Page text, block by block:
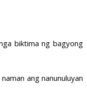
biktima ng bagyong
ang nanunuluyan